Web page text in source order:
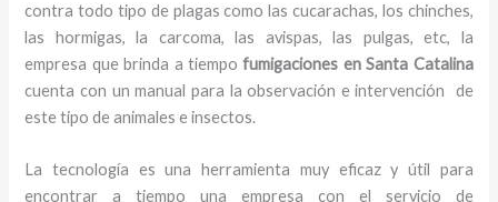
contra todo tipo de plagas como las cucarachas, los chinches,
las hormigas, la carcoma, las avispas, las pulgas, etc, la
empresa que brinda a tiempofumigaciones en Santa Catalina
cuenta con un manual para la observación e intervención de
este tipo de animales e insectos.
La tecnología es una herramienta muy eficaz y útil para
encontrar a tiempo una empresa con el servicio de